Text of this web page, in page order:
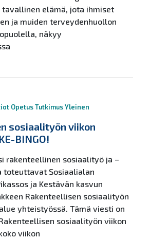
tavallinen elämä, jota ihmiset
ja muiden terveydenhuollon
näkyy
OpetusTutkimusYleinen
sosiaalityön viikon
BINGO!
rakenteellinen sosiaalityö ja –
toteuttavat Sosiaalialan
ja Kestävän kasvun
Rakenteellisen sosiaalityön
yhteistyössä. Tämä viesti on
sosiaalityön viikon
viikon